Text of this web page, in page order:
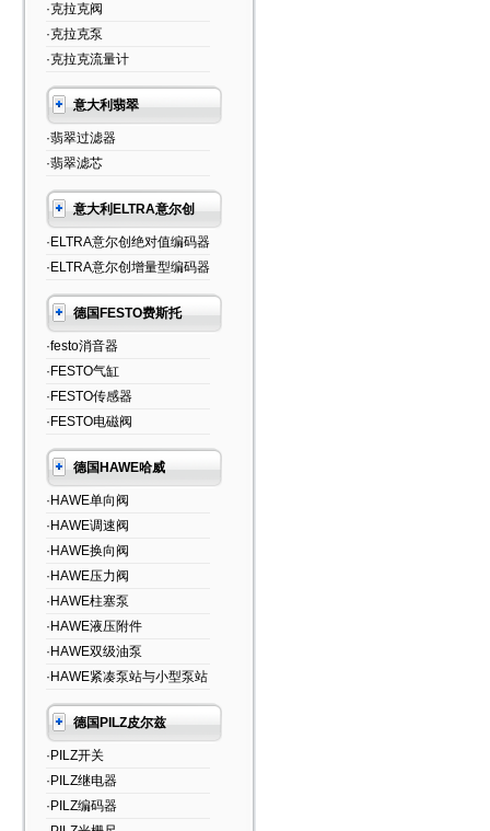
·克拉克阀
·克拉克泵
·克拉克流量计
意大利翡翠
·翡翠过滤器
·翡翠滤芯
意大利ELTRA意尔创
·ELTRA意尔创绝对值编码器
·ELTRA意尔创增量型编码器
德国FESTO费斯托
·festo消音器
·FESTO气缸
·FESTO传感器
·FESTO电磁阀
德国HAWE哈威
·HAWE单向阀
·HAWE调速阀
·HAWE换向阀
·HAWE压力阀
·HAWE柱塞泵
·HAWE液压附件
·HAWE双级油泵
·HAWE紧凑泵站与小型泵站
德国PILZ皮尔兹
·PILZ开关
·PILZ继电器
·PILZ编码器